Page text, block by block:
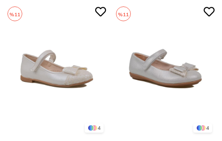
4
%11
4
%11